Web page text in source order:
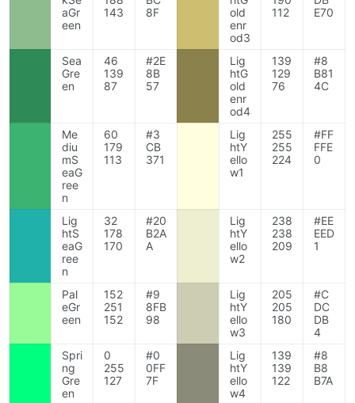
aGr
een
143
8F
old
enr
od3
112
E70
Sea
Gre
en
46
139
87
#2E
8B
57
Lig
htG
old
enr
od4
139
129
76
#8
B81
4C
Me
diu
mS
eaG
ree
n
60
179
113
#3
CB
371
Lig
htY
ello
w1
255
255
224
#FF
FFE
0
Lig
htS
eaG
ree
n
32
178
170
#20
B2A
A
Lig
htY
ello
w2
238
238
209
#EE
EED
1
Pal
eGr
een
152
251
152
#9
8FB
98
Lig
htY
ello
w3
205
205
180
#C
DC
DB
4
Spri
ng
Gre
en
0
255
127
#0
0FF
7F
Lig
htY
ello
w4
139
139
122
#8
B8
B7A